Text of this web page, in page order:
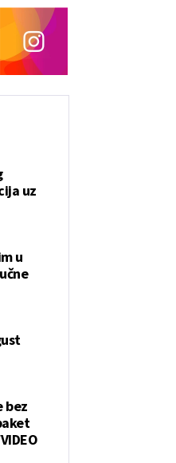
uz
u
bez